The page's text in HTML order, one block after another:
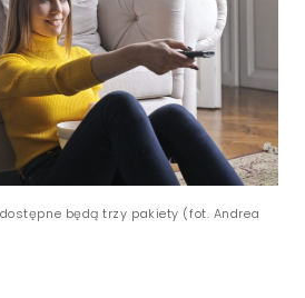
będą trzy pakiety (fot. Andrea